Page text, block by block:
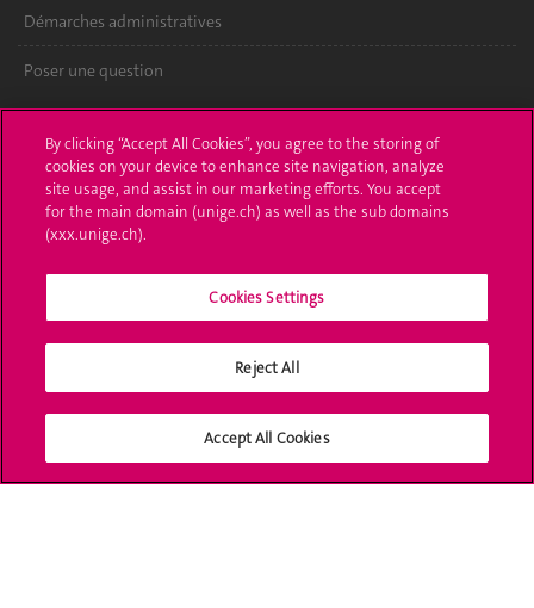
Démarches administratives
Poser une question
UNIGE Mobile
Médias
Offres d'emploi
Bibliothèque
Médias sociaux UNIGE
By clicking “Accept All Cookies”, you agree to the storing of
cookies on your device to enhance site navigation, analyze
site usage, and assist in our marketing efforts. You accept
for the main domain (unige.ch) as well as the sub domains
(xxx.unige.ch).
Cookies Settings
Reject All
Accept All Cookies